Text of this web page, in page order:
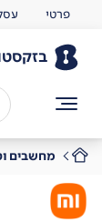
פרטי
מחשבים